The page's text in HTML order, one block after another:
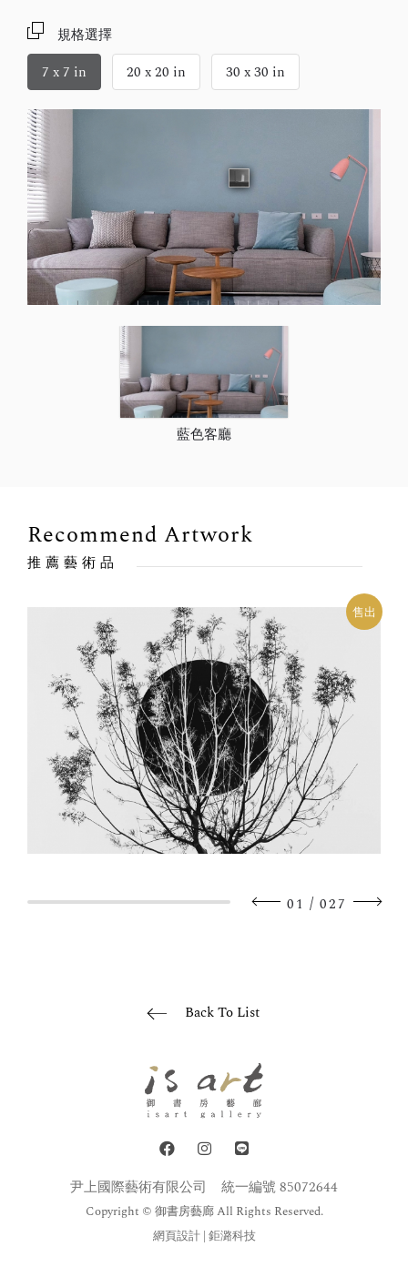
規格選擇
7 x 7 in
20 x 20 in 30 x 30 in
藍色客廳
Recommend Artwork
推薦藝術品
售出
01 / 027
Back To List
尹上國際藝術有限公司 統一編號 85072644
Copyright © 御書房藝廊 All Rights Reserved.
網頁設計| 鉅潞科技